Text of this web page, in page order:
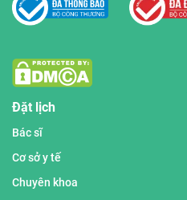
Đặt lịch
Bác sĩ
Cơ sở y tế
Chuyên khoa